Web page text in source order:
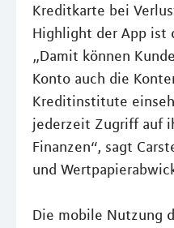
Kreditkarte bei
Highlight der App
„Damit können
Konto auch die
Kreditinstitute
jederzeit Zugriff auf
Finanzen“, sagt
und
Die mobile Nutzung